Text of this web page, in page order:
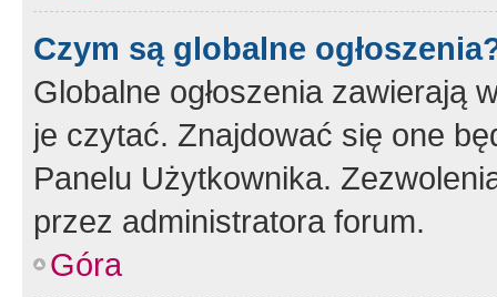
Czym są globalne
Globalne ogłoszenia zawierają
je czytać. Znajdować się one
Panelu Użytkownika.
przez administratora forum.
Góra